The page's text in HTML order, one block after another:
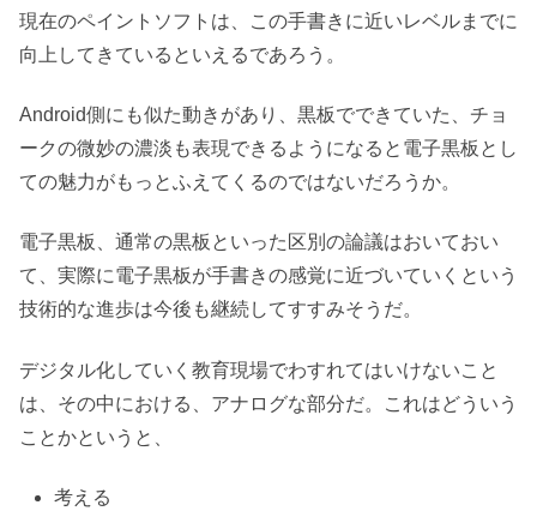
現在のペイントソフトは、この手書きに近いレベルまでに
向上してきているといえるであろう。
Android側にも似た動きがあり、黒板でできていた、チョ
ークの微妙の濃淡も表現できるようになると電子黒板とし
ての魅力がもっとふえてくるのではないだろうか。
電子黒板、通常の黒板といった区別の論議はおいておい
て、実際に電子黒板が手書きの感覚に近づいていくという
技術的な進歩は今後も継続してすすみそうだ。
デジタル化していく教育現場でわすれてはいけないこと
は、その中における、アナログな部分だ。これはどういう
ことかというと、
考える